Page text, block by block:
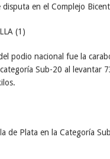
en el Complejo
podio nacional fue la
Sub-20 al levantar
de Plata en la Categoría